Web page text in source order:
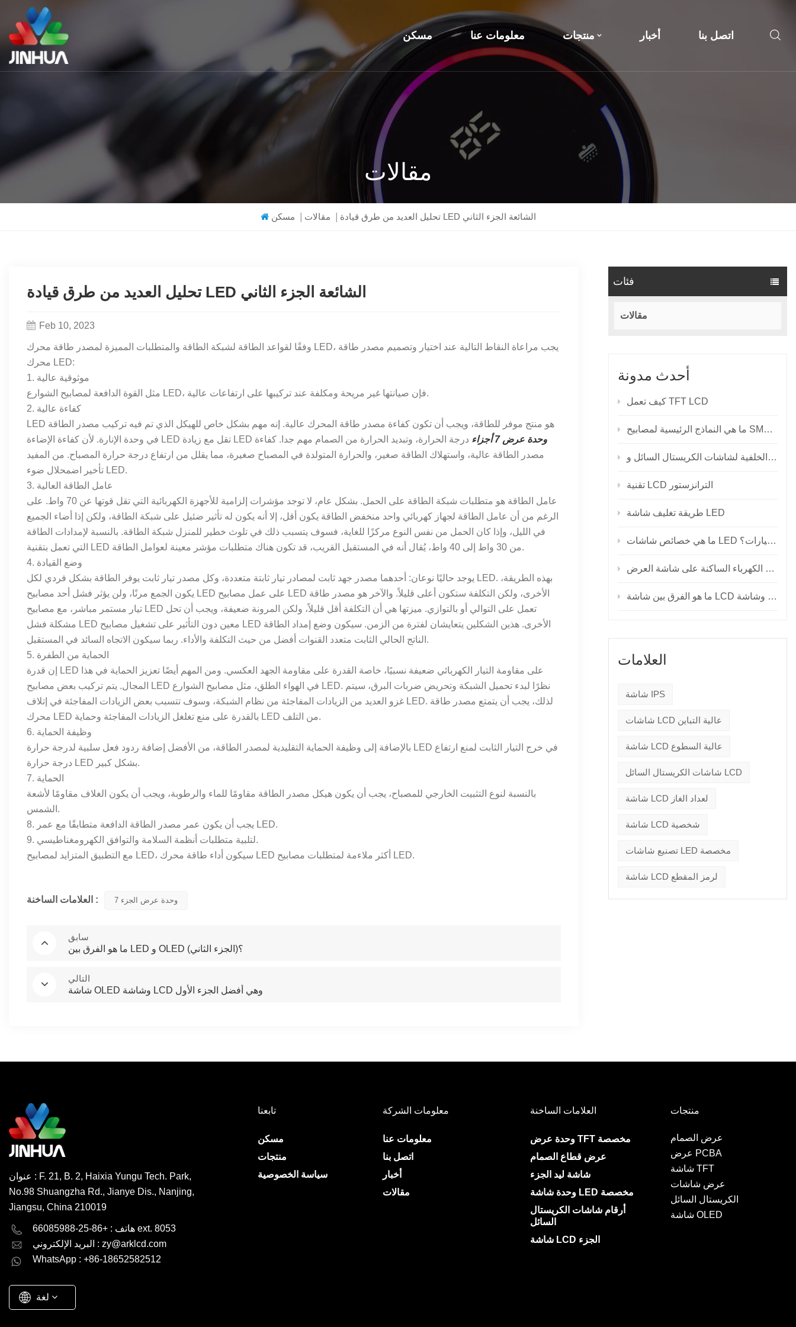
مسكن معلومات عنا منتجات أخبار اتصل بنا
مقالات
مسكن مقالات تحليل العديد من طرق قيادة LED الشائعة الجزء الثاني
فئات
مقالات
أحدث مدونة
كيف تعمل TFT LCD
تقنية LCD الترانزستور
طريقة تغليف شاشة LED
ما هي خصائص شاشات LED للسيارات؟
العلامات
شاشة IPS
شاشات LCD عالية التباين
شاشة LCD عالية السطوع
شاشات الكريستال السائل LCD
شاشة LCD لعداد الغاز
شاشة LCD شخصية
تصنيع شاشات LED مخصصة
شاشة LCD لرمز المقطع
تحليل العديد من طرق قيادة LED الشائعة الجزء الثاني
Feb 10, 2023
وفقًا لقواعد الطاقة لشبكة الطاقة والمتطلبات المميزة لمصدر طاقة محرك LED، يجب مراعاة النقاط التالية عند اختيار وتصميم مصدر طاقة
محرك LED:
1. موثوقية عالية
مثل القوة الدافعة لمصابيح الشوارع LED، فإن صيانتها غير مريحة ومكلفة عند تركيبها على ارتفاعات عالية.
2. كفاءة عالية
LED هو منتج موفر للطاقة، ويجب أن تكون كفاءة مصدر طاقة المحرك عالية. إنه مهم بشكل خاص للهيكل الذي تم فيه تركيب مصدر الطاقة
في وحدة الإنارة. لأن كفاءة الإضاءة LED تقل مع زيادة LED
وحدة عرض 7 أجزاء
درجة الحرارة، وتبديد الحرارة من الصمام مهم جدا. كفاءة
مصدر الطاقة عالية، واستهلاك الطاقة صغير، والحرارة المتولدة في المصباح صغيرة، مما يقلل من ارتفاع درجة حرارة المصباح. من المفيد
تأخير اضمحلال ضوء LED.
3. عامل الطاقة العالية
عامل الطاقة هو متطلبات شبكة الطاقة على الحمل. بشكل عام، لا توجد مؤشرات إلزامية للأجهزة الكهربائية التي تقل قوتها عن 70 واط. على
الرغم من أن عامل الطاقة لجهاز كهربائي واحد منخفض الطاقة يكون أقل، إلا أنه يكون له تأثير ضئيل على شبكة الطاقة، ولكن إذا أضاء الجميع
في الليل، وإذا كان الحمل من نفس النوع مركزًا للغاية، فسوف يتسبب ذلك في تلوث خطير للمنزل شبكة الطاقة. بالنسبة لإمدادات الطاقة
التي تعمل بتقنية LED من 30 واط إلى 40 واط، يُقال أنه في المستقبل القريب، قد تكون هناك متطلبات مؤشر معينة لعوامل الطاقة.
4. وضع القيادة
يوجد حاليًا نوعان: أحدهما مصدر جهد ثابت لمصادر تيار ثابتة متعددة، وكل مصدر تيار ثابت يوفر الطاقة بشكل فردي لكل LED. بهذه الطريقة،
يكون الجمع مرنًا، ولن يؤثر فشل أحد مصابيح LED على عمل مصابيح LED الأخرى، ولكن التكلفة ستكون أعلى قليلاً. والآخر هو مصدر طاقة
تيار مستمر مباشر، مع مصابيح LED تعمل على التوالي أو بالتوازي. ميزتها هي أن التكلفة أقل قليلاً، ولكن المرونة ضعيفة، ويجب أن تحل
مشكلة فشل LED معين دون التأثير على تشغيل مصابيح LED الأخرى. هذين الشكلين يتعايشان لفترة من الزمن. سيكون وضع إمداد الطاقة
الناتج الحالي الثابت متعدد القنوات أفضل من حيث التكلفة والأداء. ربما سيكون الاتجاه السائد في المستقبل.
5. الحماية من الطفرة
إن قدرة LED على مقاومة التيار الكهربائي ضعيفة نسبيًا، خاصة القدرة على مقاومة الجهد العكسي. ومن المهم أيضًا تعزيز الحماية في هذا
المجال. يتم تركيب بعض مصابيح LED في الهواء الطلق، مثل مصابيح الشوارع LED. نظرًا لبدء تحميل الشبكة وتحريض ضربات البرق، سيتم
غزو العديد من الزيادات المفاجئة من نظام الشبكة، وسوف تتسبب بعض الزيادات المفاجئة في إتلاف LED. لذلك، يجب أن يتمتع مصدر طاقة
محرك LED بالقدرة على منع تغلغل الزيادات المفاجئة وحماية LED من التلف.
6. وظيفة الحماية
بالإضافة إلى وظيفة الحماية التقليدية لمصدر الطاقة، من الأفضل إضافة ردود فعل سلبية لدرجة حرارة LED في خرج التيار الثابت لمنع ارتفاع
درجة حرارة LED بشكل كبير.
7. الحماية
بالنسبة لنوع التثبيت الخارجي للمصباح، يجب أن يكون هيكل مصدر الطاقة مقاومًا للماء والرطوبة، ويجب أن يكون الغلاف مقاومًا لأشعة
الشمس.
8. يجب أن يكون عمر مصدر الطاقة الدافعة متطابقًا مع عمر LED.
9. لتلبية متطلبات أنظمة السلامة والتوافق الكهرومغناطيسي.
مع التطبيق المتزايد لمصابيح LED، سيكون أداء طاقة محرك LED أكثر ملاءمة لمتطلبات مصابيح LED.
العلامات الساخنة : 7 وحدة عرض الجزء
سابق
ما هو الفرق بين LED و OLED (الجزء الثاني)؟
التالي
شاشة OLED وشاشة LCD وهي أفضل الجزء الأول
عنوان : F. 21, B. 2, Haixia Yungu Tech. Park,
No.98 Shuangzha Rd., Jianye Dis., Nanjing,
Jiangsu, China 210019
هاتف : +86-25-66085988 ext. 8053
البريد الإلكتروني : zy@arklcd.com
WhatsApp : +86-18652582512
لغة
English Deutsch
русский español
العربية
تابعنا
مسكن
منتجات
سياسة الخصوصية
معلومات الشركة
معلومات عنا
اتصل بنا
أخبار
مقالات
العلامات الساخنة
وحدة عرض TFT مخصصة
عرض قطاع الصمام
شاشة ليد الجزء
وحدة شاشة LED مخصصة
أرقام شاشات الكريستال
السائل
شاشة LCD الجزء
منتجات
عرض الصمام
عرض PCBA
شاشة TFT
عرض شاشات
الكريستال السائل
شاشة OLED